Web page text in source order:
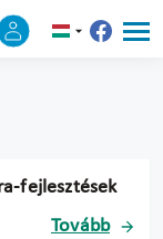
fejlesztések
Tovább